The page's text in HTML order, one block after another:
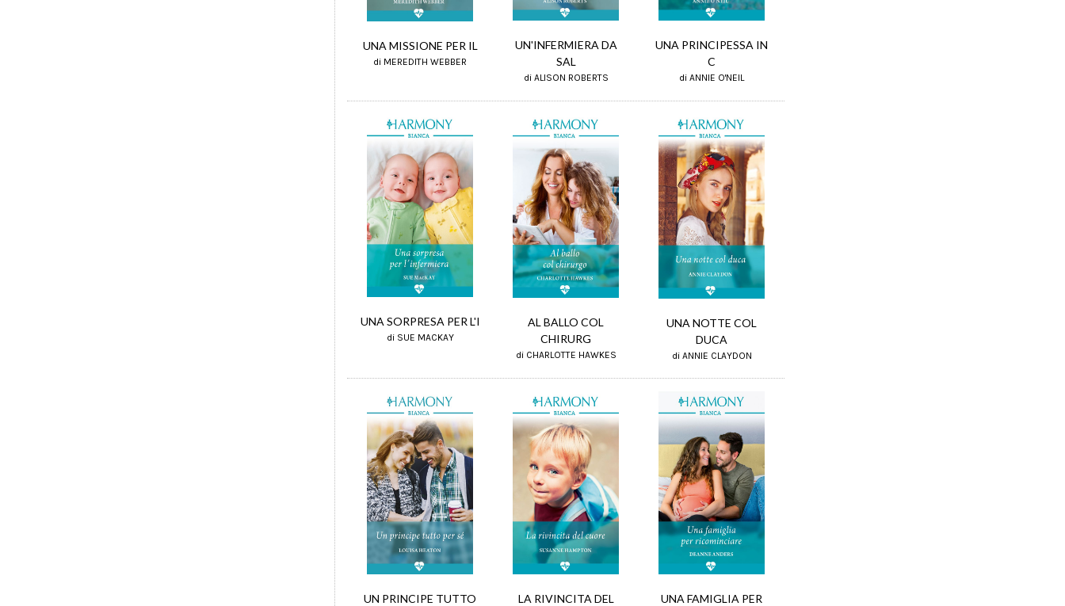
UNA MISSIONE PER IL
di MEREDITH WEBBER
UN'INFERMIERA DA
SAL
di ALISON ROBERTS
UNA PRINCIPESSA IN
C
di ANNIE O'NEIL
UNA SORPRESA PER L'I
di SUE MACKAY
AL BALLO COL
CHIRURG
di CHARLOTTE HAWKES
UNA NOTTE COL
DUCA
di ANNIE CLAYDON
UN PRINCIPE TUTTO
LA RIVINCITA DEL
UNA FAMIGLIA PER